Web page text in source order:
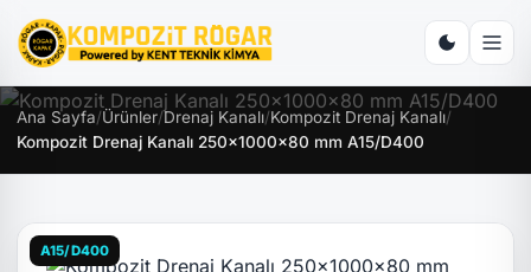
Ana Sayfa/Ürünler/Drenaj Kanalı/Kompozit Drenaj Kanalı/
Kompozit Drenaj Kanalı 250x1000x80 mm A15/D400
A15/D400